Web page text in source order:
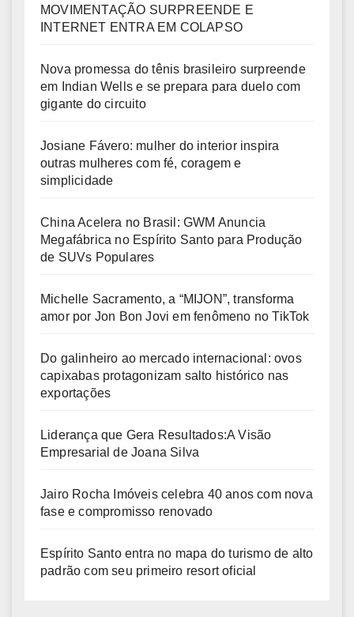
MOVIMENTAÇÃO SURPREENDE E
INTERNET ENTRA EM COLAPSO
Nova promessa do tênis brasileiro surpreende
em Indian Wells e se prepara para duelo com
gigante do circuito
Josiane Fávero: mulher do interior inspira
outras mulheres com fé, coragem e
simplicidade
China Acelera no Brasil: GWM Anuncia
Megafábrica no Espírito Santo para Produção
de SUVs Populares
Michelle Sacramento, a “MIJON”, transforma
amor por Jon Bon Jovi em fenômeno no TikTok
Do galinheiro ao mercado internacional: ovos
capixabas protagonizam salto histórico nas
exportações
Liderança que Gera Resultados:A Visão
Empresarial de Joana Silva
Jairo Rocha Imóveis celebra 40 anos com nova
fase e compromisso renovado
Espírito Santo entra no mapa do turismo de alto
padrão com seu primeiro resort oficial